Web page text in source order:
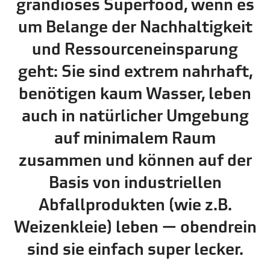
um Belange der Nachhaltigkeit
und Ressourceneinsparung
geht: Sie sind extrem nahrhaft,
benötigen kaum Wasser, leben
auch in natürlicher Umgebung
auf minimalem Raum
zusammen und können auf der
Basis von industriellen
Abfallprodukten (wie z.B.
Weizenkleie) leben — obendrein
sind sie einfach super lecker.